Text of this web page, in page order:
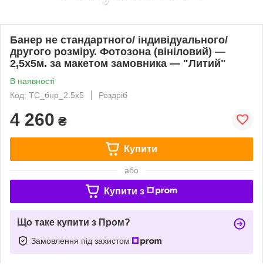
Банер не стандартного/ індивідуального/
другого розміру. Фотозона (вініловий) —
2,5х5м. за макетом замовника — "Литий"
В наявності
Код: ТС_бнр_2.5х5
Роздріб
4 260 ₴
Купити
або
Купити з
Що таке купити з Пром?
Замовлення під захистом